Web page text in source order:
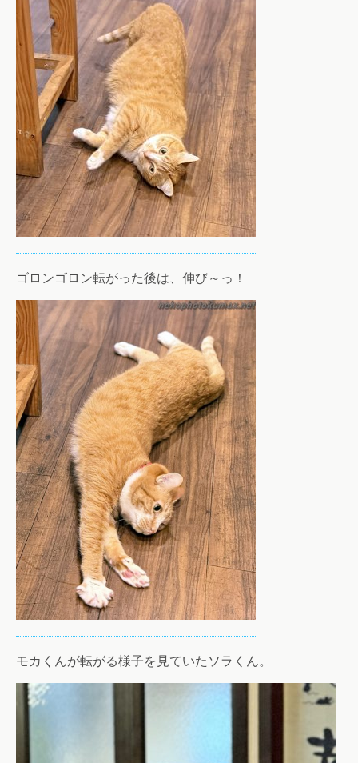
ゴロンゴロン転がった後は、伸び～っ！
モカくんが転がる様子を見ていたソラくん。